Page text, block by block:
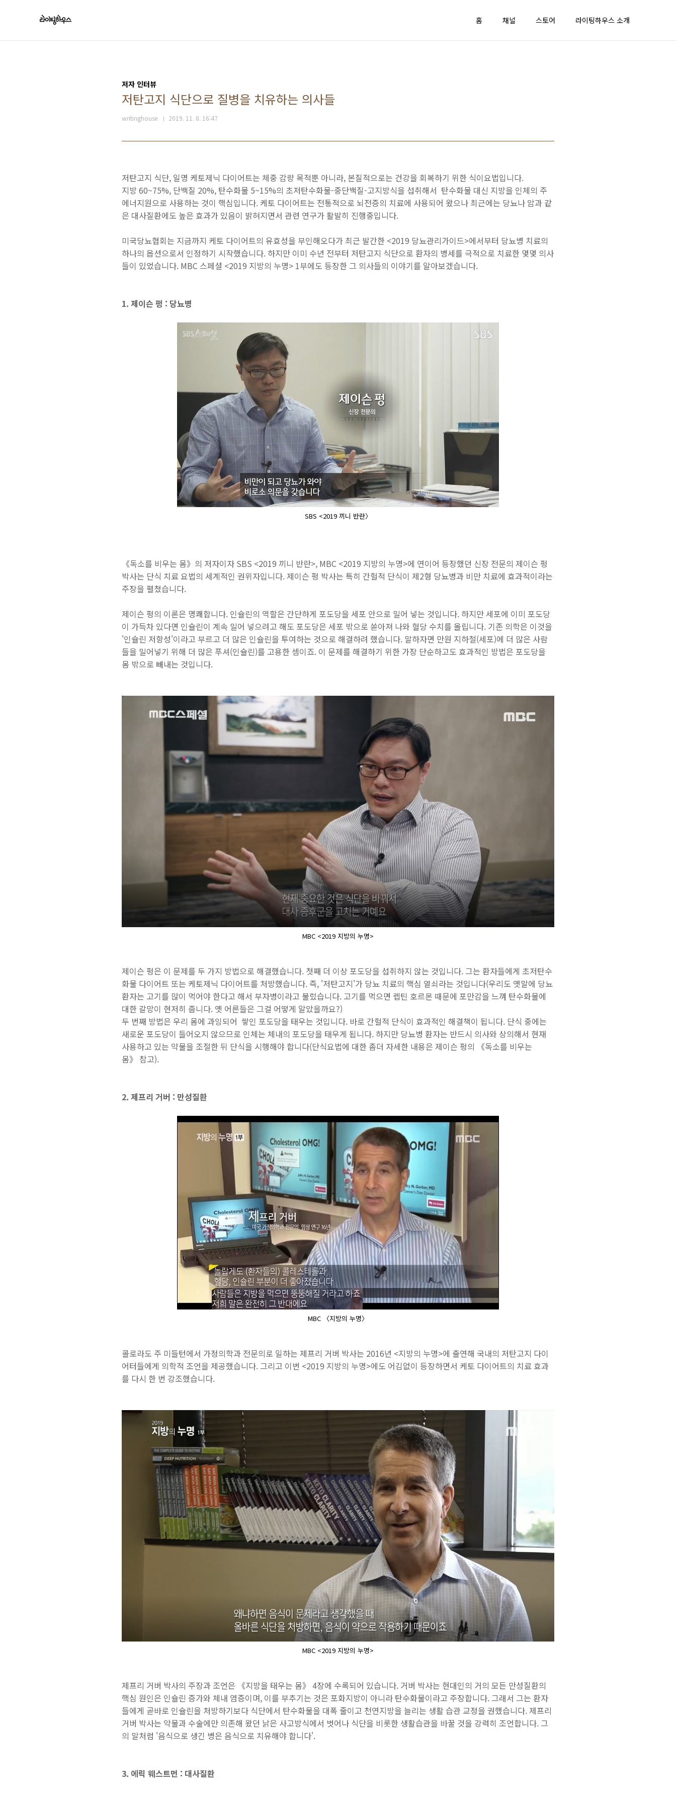
홈
채널 스토어 라이팅하우스 소개
저자 인터뷰
저탄고지 식단으로 질병을 치유하는 의사들
writinghouse 2019. 11. 8. 16:47
저탄고지 식단, 일명 케토제닉 다이어트는 체중 감량 목적뿐 아니라, 본질적으로는 건강을 회복하기 위한 식이요법입니다.
지방 60~75%, 단백질 20%, 탄수화물 5~15%의 초저탄수화물-중단백질-고지방식을 섭취해서 탄수화물 대신 지방을 인체의 주
에너지원으로 사용하는 것이 핵심입니다. 케토 다이어트는 전통적으로 뇌전증의 치료에 사용되어 왔으나 최근에는 당뇨나 암과 같
은 대사질환에도 높은 효과가 있음이 밝혀지면서 관련 연구가 활발히 진행중입니다.
미국당뇨협회는 지금까지 케토 다이어트의 유효성을 부인해오다가 최근 발간한 <2019 당뇨관리가이드>에서부터 당뇨병 치료의
하나의 옵션으로서 인정하기 시작했습니다. 하지만 이미 수년 전부터 저탄고지 식단으로 환자의 병세를 극적으로 치료한 몇몇 의사
들이 있었습니다. MBC 스페셜 <2019 지방의 누명> 1부에도 등장한 그 의사들의 이야기를 알아보겠습니다.
1. 제이슨 펑 : 당뇨병
SBS <2019 끼니 반란〉
《독소를 비우는 몸》의 저자이자 SBS <2019 끼니 반란>, MBC <2019 지방의 누명>에 연이어 등장했던 신장 전문의 제이슨 펑
박사는 단식 치료 요법의 세계적인 권위자입니다. 제이슨 펑 박사는 특히 간헐적 단식이 제2형 당뇨병과 비만 치료에 효과적이라는
주장을 펼쳤습니다.
제이슨 펑의 이론은 명쾌합니다. 인슐린의 역할은 간단하게 포도당을 세포 안으로 밀어 넣는 것입니다. 하지만 세포에 이미 포도당
이 가득차 있다면 인슐린이 계속 밀어 넣으려고 해도 포도당은 세포 밖으로 쏟아져 나와 혈당 수치를 올립니다. 기존 의학은 이것을
'인슐린 저항성'이라고 부르고 더 많은 인슐린을 투여하는 것으로 해결하려 했습니다. 말하자면 만원 지하철(세포)에 더 많은 사람
들을 밀어넣기 위해 더 많은 푸셔(인슐린)를 고용한 셈이죠. 이 문제를 해결하기 위한 가장 단순하고도 효과적인 방법은 포도당을
몸 밖으로 빼내는 것입니다.
MBC <2019 지방의 누명>
제이슨 펑은 이 문제를 두 가지 방법으로 해결했습니다. 첫째 더 이상 포도당을 섭취하지 않는 것입니다. 그는 환자들에게 초저탄수
화물 다이어트 또는 케토제닉 다이어트를 처방했습니다. 즉, '저탄고지'가 당뇨 치료의 핵심 열쇠라는 것입니다(우리도 옛말에 당뇨
환자는 고기를 많이 먹어야 한다고 해서 부자병이라고 불렀습니다. 고기를 먹으면 렙틴 호르몬 때문에 포만감을 느껴 탄수화물에
대한 갈망이 현저히 줍니다. 옛 어른들은 그걸 어떻게 알았을까요?)
두 번째 방법은 우리 몸에 과잉되어 쌓인 포도당을 태우는 것입니다. 바로 간헐적 단식이 효과적인 해결책이 됩니다. 단식 중에는
새로운 포도당이 들어오지 않으므로 인체는 체내의 포도당을 태우게 됩니다. 하지만 당뇨병 환자는 반드시 의사와 상의해서 현재
사용하고 있는 약물을 조절한 뒤 단식을 시행해야 합니다(단식요법에 대한 좀더 자세한 내용은 제이슨 펑의 《독소를 비우는
몸》 참고).
2. 제프리 거버 : 만성질환
MBC 〈지방의 누명〉
콜로라도 주 미들턴에서 가정의학과 전문의로 일하는 제프리 거버 박사는 2016년 <지방의 누명>에 출연해 국내의 저탄고지 다이
어터들에게 의학적 조언을 제공했습니다. 그리고 이번 <2019 지방의 누명>에도 어김없이 등장하면서 케토 다이어트의 치료 효과
를 다시 한 번 강조했습니다.
MBC <2019 지방의 누명>
제프리 거버 박사의 주장과 조언은 《지방을 태우는 몸》 4장에 수록되어 있습니다. 거버 박사는 현대인의 거의 모든 만성질환의
핵심 원인은 인슐린 증가와 체내 염증이며, 이를 부추기는 것은 포화지방이 아니라 탄수화물이라고 주장합니다. 그래서 그는 환자
들에게 곧바로 인슐린을 처방하기보다 식단에서 탄수화물을 대폭 줄이고 천연지방을 늘리는 생활 습관 교정을 권했습니다. 제프리
거버 박사는 약물과 수술에만 의존해 왔던 낡은 사고방식에서 벗어나 식단을 비롯한 생활습관을 바꿀 것을 강력히 조언합니다. 그
의 말처럼 '음식으로 생긴 병은 음식으로 치유해야 합니다'.
3. 에릭 웨스트먼 : 대사질환